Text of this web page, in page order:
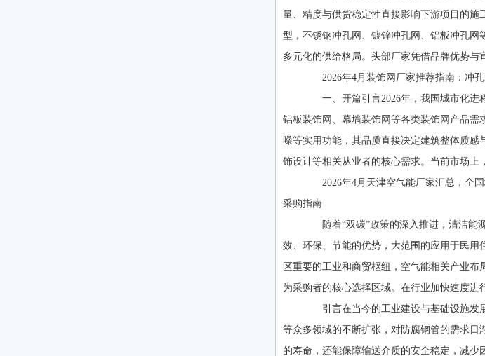
量、精度与供货稳定性直接影响下游项目的
型，不锈钢冲孔网、镀锌冲孔网、铝板冲孔
多元化的供给格局。头部厂家凭借品牌优势
2026年4月装饰网厂家推荐指南：冲孔
一、开篇引言2026年，我国城市化进
铝板装饰网、幕墙装饰网等各类装饰网产品
噪等实用功能，其品质直接决定建筑整体质
饰设计等相关从业者的核心需求。当前市场
2026年4月天津空气能厂家汇总，全国
采购指南
随着“双碳”政策的深入推进，清洁能
效、环保、节能的优势，大范围的应用于民
区重要的工业和商贸枢纽，空气能相关产业
为采购者的核心选择区域。在行业加快速度
引言在当今的工业建设与基础设施发
等众多领域的不断扩张，对防腐钢管的需求
的寿命，还能保障输送介质的安全稳定，减